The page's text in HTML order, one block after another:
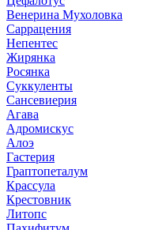
Венерина Мухоловка
Саррацения
Непентес
Жирянка
Росянка
Суккуленты
Сансевиерия
Агава
Адромискус
Алоэ
Гастерия
Граптопеталум
Крассула
Крестовник
Литопс